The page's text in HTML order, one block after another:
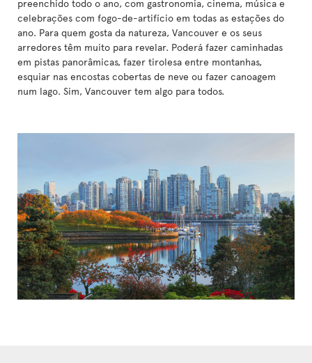
preenchido todo o ano, com gastronomia, cinema, música e
celebrações com fogo-de-artifício em todas as estações do
ano. Para quem gosta da natureza, Vancouver e os seus
arredores têm muito para revelar. Poderá fazer caminhadas
em pistas panorâmicas, fazer tirolesa entre montanhas,
esquiar nas encostas cobertas de neve ou fazer canoagem
num lago. Sim, Vancouver tem algo para todos.